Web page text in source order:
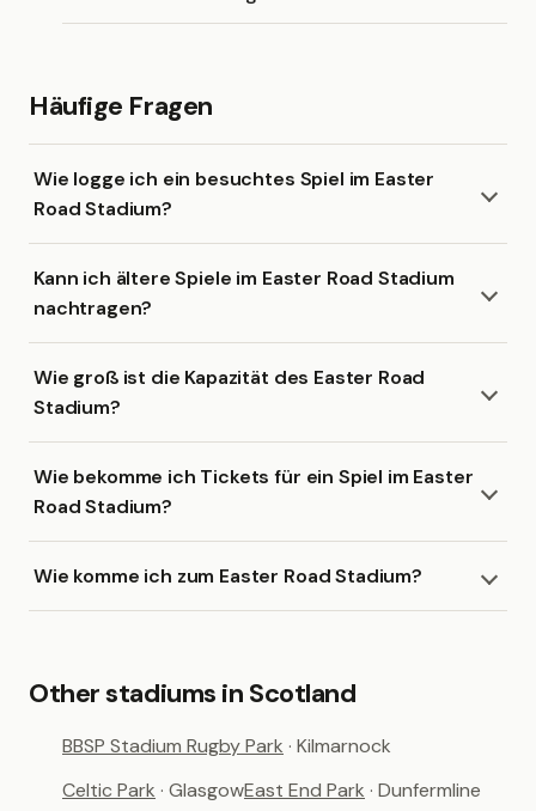
Häufige Fragen
Wie logge ich ein besuchtes Spiel im Easter
Road Stadium?
Kann ich ältere Spiele im Easter Road Stadium
nachtragen?
Wie groß ist die Kapazität des Easter Road
Stadium?
Wie bekomme ich Tickets für ein Spiel im Easter
Road Stadium?
Wie komme ich zum Easter Road Stadium?
Other stadiums in Scotland
BBSP Stadium Rugby Park · Kilmarnock
Celtic Park · GlasgowEast End Park · Dunfermline